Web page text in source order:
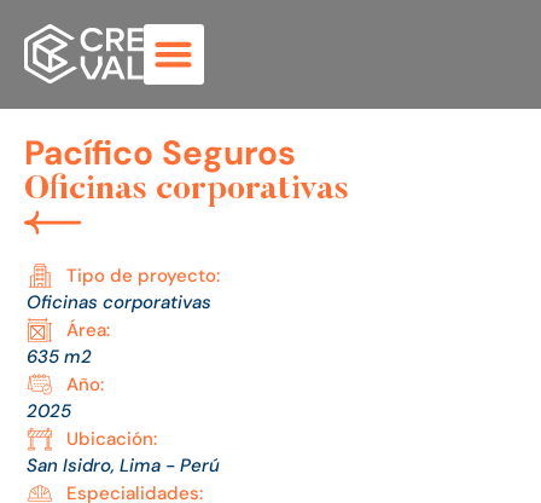
Pacífico Seguros
Oficinas corporativas
Tipo de proyecto:
Oficinas corporativas
Área:
635 m2
Año:
2025
Ubicación:
San Isidro, Lima - Perú
Especialidades: